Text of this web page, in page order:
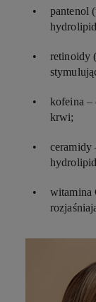
pantenol
retinoidy
kofeina –
krwi;
ceramidy
witamina